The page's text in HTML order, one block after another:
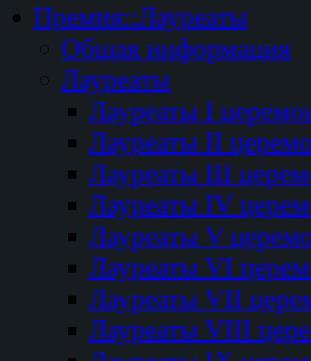
Премия::Лауреаты
Общая информация
Лауреаты
Лауреаты I
Лауреаты II
Лауреаты III
Лауреаты IV
Лауреаты V
Лауреаты VI
Лауреаты VII
Лауреаты VIII